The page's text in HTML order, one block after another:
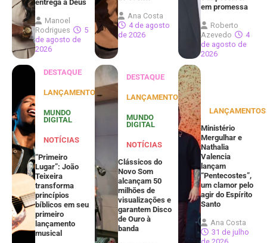
entrega a Deus
Manoel
Rodrigues
5
de agosto de
2026
Ana Costa
4 de agosto
de 2026
em promessa
Roberto
Azevedo
4
de agosto de
2026
DESTAQUE
LANÇAMENTOS
MUNDO
DIGITAL
NOTÍCIAS
“Primeiro
Lugar”: João
Teixeira
transforma
princípios
bíblicos em seu
primeiro
lançamento
musical
DESTAQUE
LANÇAMENTOS
MUNDO
DIGITAL
NOTÍCIAS
Clássicos do
Novo Som
alcançam 50
milhões de
visualizações e
garantem Disco
de Ouro à
banda
LANÇAMENTOS
Ministério
Mergulhar e
Nathalia
Valencia
lançam
“Pentecostes”,
um clamor pelo
agir do Espírito
Santo
Ana Costa
31 de julho